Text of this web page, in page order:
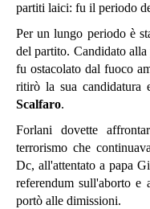
partiti laici: fu il periodo
Per un lungo periodo è
del partito. Candidato
fu ostacolato dal fuoco
ritirò la sua
Scalfaro.
Forlani dovette
terrorismo che
Dc, all'attentato a papa
referendum sull'aborto
portò alle dimissioni.